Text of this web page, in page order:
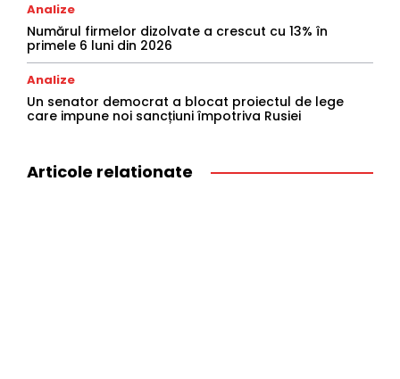
Analize
Numărul firmelor dizolvate a crescut cu 13% în
primele 6 luni din 2026
Analize
Un senator democrat a blocat proiectul de lege
care impune noi sancțiuni împotriva Rusiei
Articole relationate